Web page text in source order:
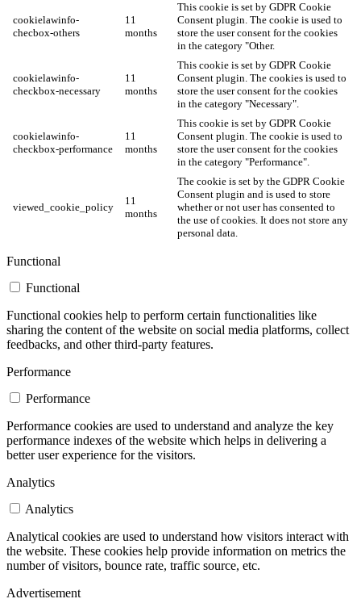
cookielawinfo-
checbox-others
11
months
This cookie is set by GDPR Cookie
Consent plugin. The cookie is used to
store the user consent for the cookies
in the category "Other.
cookielawinfo-
checkbox-necessary
11
months
This cookie is set by GDPR Cookie
Consent plugin. The cookies is used to
store the user consent for the cookies
in the category "Necessary".
cookielawinfo-
checkbox-performance
11
months
This cookie is set by GDPR Cookie
Consent plugin. The cookie is used to
store the user consent for the cookies
in the category "Performance".
viewed_cookie_policy
11
months
The cookie is set by the GDPR Cookie
Consent plugin and is used to store
whether or not user has consented to
the use of cookies. It does not store any
personal data.
Functional
Functional
Functional cookies help to perform certain functionalities like
sharing the content of the website on social media platforms, collect
feedbacks, and other third-party features.
Performance
Performance
Performance cookies are used to understand and analyze the key
performance indexes of the website which helps in delivering a
better user experience for the visitors.
Analytics
Analytics
Analytical cookies are used to understand how visitors interact with
the website. These cookies help provide information on metrics the
number of visitors, bounce rate, traffic source, etc.
Advertisement